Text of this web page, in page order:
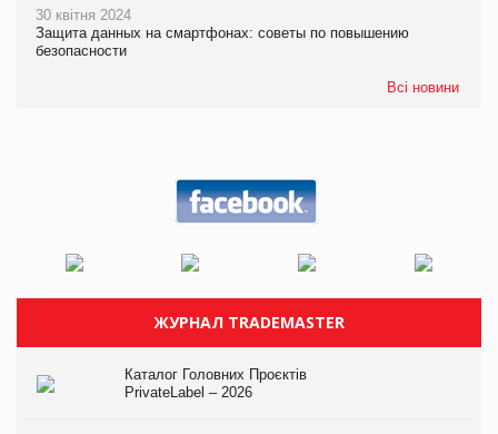
30 квітня 2024
Защита данных на смартфонах: советы по повышению
безопасности
Всі новини
ЖУРНАЛ TRADEMASTER
Каталог Головних Проєктів
PrivateLabel – 2026